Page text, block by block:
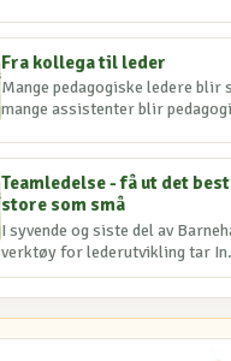
Fra kollega til leder
Mange pedagogiske ledere blir
mange assistenter blir
Teamledelse - få ut det
store som små
I syvende og siste del av
verktøy for lederutvikling tar